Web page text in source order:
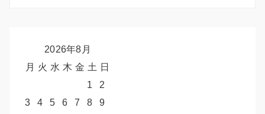
2026年8月
月 火 水 木 金 土 日
1
2
3
4 5 6 7 8
9